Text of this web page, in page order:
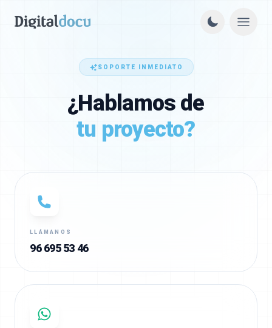
SOPORTE INMEDIATO
¿Hablamos de
tu proyecto?
LLÁMANOS
96 695 53 46